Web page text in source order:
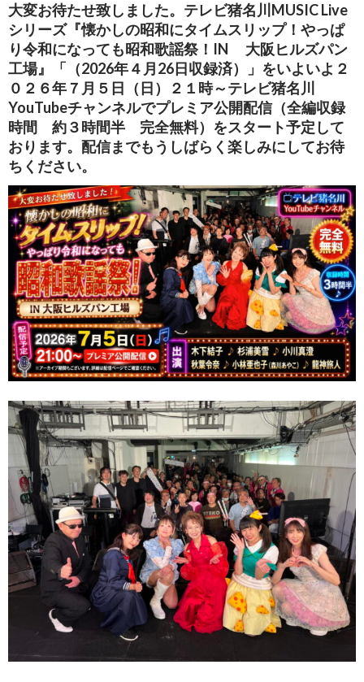
大変お待たせ致しました。 テレビ猪名川MUSIC Live
シリーズ『懐かしの昭和にタイムスリップ！やっぱ
り令和になっても昭和歌謡祭！IN 大阪ヒルズパン
工場』
「（2026年４月26日収録済）」をいよいよ ２
０２６年７月５日（日）２１時～テレビ猪名川
YouTubeチャンネルでプレミア公開配信（全編収録
時間 約３時間半 完全無料）をスタート予定して
おります。配信までもうしばらく楽しみにしてお待
ちください。